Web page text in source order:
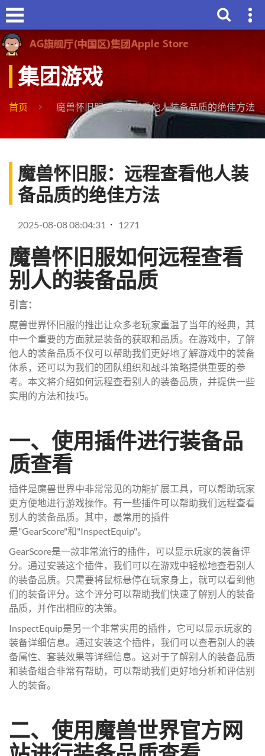
集团游戏
首页 魔兽怀旧服：远程查看他人装备品质的绝佳方法
魔兽怀旧服：远程查看他人装
备品质的绝佳方法
2025-08-08 08:04:31 1271
魔兽怀旧服如何远程查看
别人的装备品质
引言：
魔兽世界怀旧服的推出让众多老玩家重温了当年的经典，其
中一个重要的方面就是装备的获取和品质。在游戏中，了解
他人的装备品质不仅可以帮助我们更好地了解游戏中的装备
体系，还可以为我们的团队组织和战斗策略提供重要的参
考。本文将介绍如何远程查看别人的装备品质，并提供一些
实用的方法和技巧。
一、使用插件进行装备品
质查看
插件是魔兽世界中非常常见的功能扩展工具，可以帮助玩家
更方便地进行游戏操作。有一些插件可以帮助我们远程查看
别人的装备品质。其中，最常用的插件
是"GearScore"和"InspectEquip"。
GearScore是一款非常流行的插件，可以显示玩家的装备评
分。通过安装这个插件，我们可以在游戏中轻松地查看别人
的装备品质。只需要将鼠标悬停在玩家身上，就可以看到他
们的装备评分。这个评分可以帮助我们快速了解别人的装备
品质，并作出相应的决策。
InspectEquip是另一个非常实用的插件，它可以显示玩家的
装备详细信息。通过安装这个插件，我们可以查看别人的装
备属性、套装效果等详细信息。这对于了解别人的装备品质
和装备组合非常有帮助，可以帮助我们更好地分析和评估别
人的装备。
二、使用魔兽世界官方网